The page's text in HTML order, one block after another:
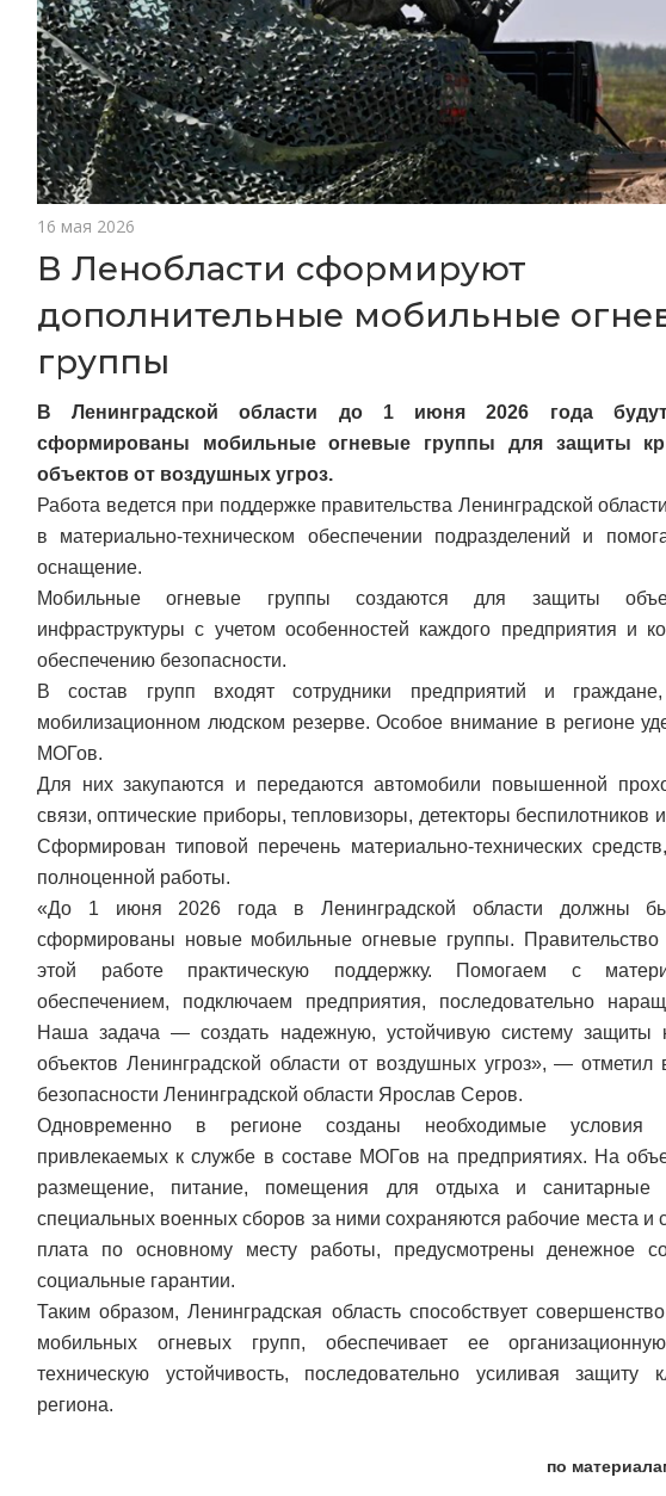
16 мая 2026
В Ленобласти сформируют
дополнительные мобильные
группы
В Ленинградской области до 1 июня 2026 года будут
сформированы мобильные огневые группы для защиты
объектов от воздушных угроз.
Работа ведется при поддержке правительства Ленинградской
в материально-техническом обеспечении подразделений и
оснащение.
Мобильные огневые группы создаются для защиты
инфраструктуры с учетом особенностей каждого предприятия и
обеспечению безопасности.
В состав групп входят сотрудники предприятий и
мобилизационном людском резерве. Особое внимание в регионе
МОГов.
Для них закупаются и передаются автомобили повышенной
связи, оптические приборы, тепловизоры, детекторы беспилотников
Сформирован типовой перечень материально-технических
полноценной работы.
«До 1 июня 2026 года в Ленинградской области должны
сформированы новые мобильные огневые группы. Правительство
этой работе практическую поддержку. Помогаем с
обеспечением, подключаем предприятия, последовательно
Наша задача — создать надежную, устойчивую систему защиты
объектов Ленинградской области от воздушных угроз», — отметил
безопасности Ленинградской области Ярослав Серов.
Одновременно в регионе созданы необходимые условия
привлекаемых к службе в составе МОГов на предприятиях. На
размещение, питание, помещения для отдыха и
специальных военных сборов за ними сохраняются рабочие места и
плата по основному месту работы, предусмотрены денежное
социальные гарантии.
Таким образом, Ленинградская область способствует
мобильных огневых групп, обеспечивает ее
техническую устойчивость, последовательно усиливая защиту
региона.
по